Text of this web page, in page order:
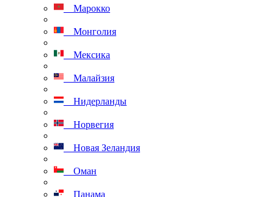
Марокко
Монголия
Мексика
Малайзия
Нидерланды
Норвегия
Новая Зеландия
Оман
Панама